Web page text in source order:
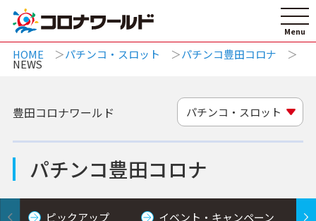
HOME パチンコ・スロット パチンコ豊田コロナ
NEWS
パチンコ豊田コロナ
豊田コロナワールド パチンコ・スロット
ピックアップ イベント・キャンペーン